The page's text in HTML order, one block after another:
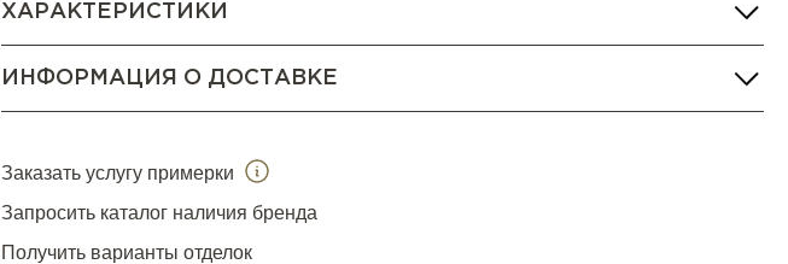
ХАРАКТЕРИСТИКИ
ИНФОРМАЦИЯ О ДОСТАВКЕ
Заказать услугу примерки
Запросить каталог наличия бренда
Получить варианты отделок